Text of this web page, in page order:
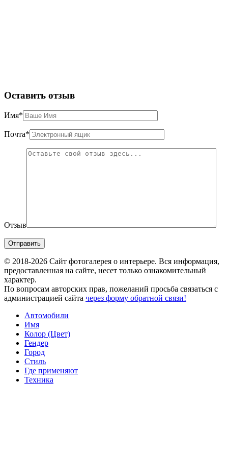
Оставить отзыв
Имя*
Почта*
Отзыв
© 2018-2026 Сайт фотогалерея о интерьере. Вся информация,
предоставленная на сайте, несет только ознакомительный
характер.
По вопросам авторских прав, пожеланий просьба связаться с
администрацией сайта через форму обратной связи!
Автомобили
Имя
Колор (Цвет)
Гендер
Город
Стиль
Где применяют
Техника